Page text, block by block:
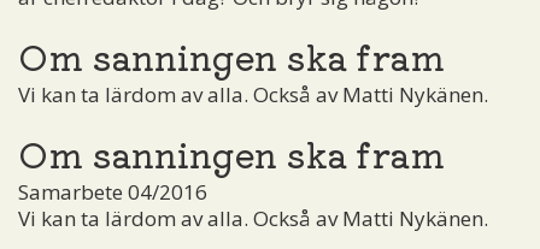
Om sanningen ska fram
Vi kan ta lärdom av alla. Också av Matti Nykänen.
Om sanningen ska fram
Samarbete 04/2016
Vi kan ta lärdom av alla. Också av Matti Nykänen.